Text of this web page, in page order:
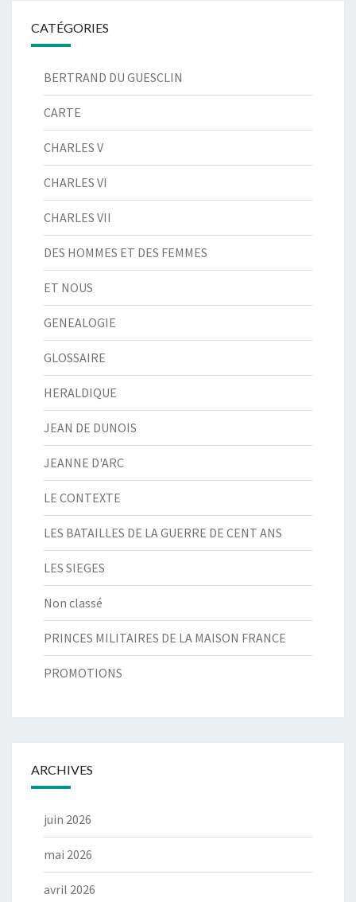
CATÉGORIES
BERTRAND DU GUESCLIN
CARTE
CHARLES V
CHARLES VI
CHARLES VII
DES HOMMES ET DES FEMMES
ET NOUS
GENEALOGIE
GLOSSAIRE
HERALDIQUE
JEAN DE DUNOIS
JEANNE D'ARC
LE CONTEXTE
LES BATAILLES DE LA GUERRE DE CENT ANS
LES SIEGES
Non classé
PRINCES MILITAIRES DE LA MAISON FRANCE
PROMOTIONS
ARCHIVES
juin 2026
mai 2026
avril 2026